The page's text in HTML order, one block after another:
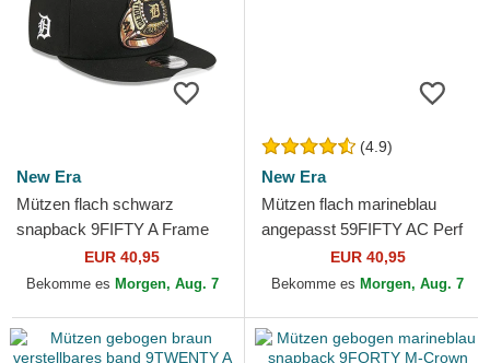
New Era
Mützen flach schwarz
snapback 9FIFTY A Frame
Ring der Detroit Tigers MLB
von New Era
EUR 40,95
Bekomme es Morgen, Aug. 7
(4.9)
New Era
Mützen flach marineblau
angepasst 59FIFTY AC Perf
der Detroit Tigers MLB von
New Era
EUR 40,95
Bekomme es Morgen, Aug. 7